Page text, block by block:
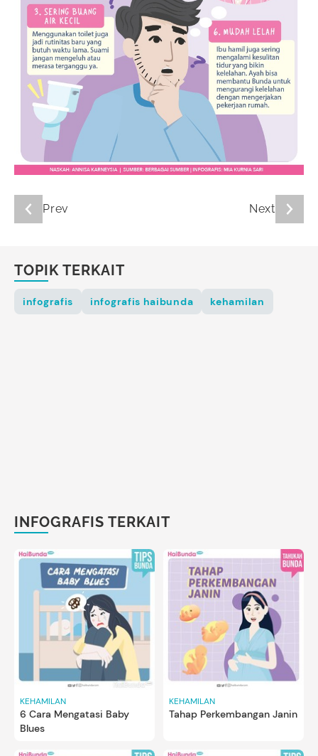
Prev Next
TOPIK TERKAIT
infografis infografis haibunda kehamilan
INFOGRAFIS TERKAIT
KEHAMILAN
6 Cara Mengatasi Baby
Blues
KEHAMILAN
Tahap Perkembangan Janin